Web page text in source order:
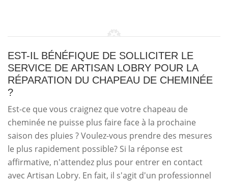
EST-IL BÉNÉFIQUE DE SOLLICITER LE
SERVICE DE ARTISAN LOBRY POUR LA
RÉPARATION DU CHAPEAU DE CHEMINÉE
?
Est-ce que vous craignez que votre chapeau de
cheminée ne puisse plus faire face à la prochaine
saison des pluies ? Voulez-vous prendre des mesures
le plus rapidement possible? Si la réponse est
affirmative, n'attendez plus pour entrer en contact
avec Artisan Lobry. En fait, il s'agit d'un professionnel